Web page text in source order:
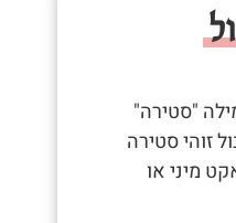
"סטירה"
זוהי סטירה
מיני או